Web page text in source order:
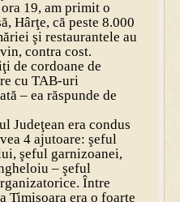
19, am primit o
Hârţe, că peste 8.000
şi restaurantele au
contra cost.
de cordoane de
cu TAB-uri
– ea răspunde de
Judeţean era condus
4 ajutoare: şeful
şeful garnizoanei,
– şeful
Între
Timişoara era o foarte